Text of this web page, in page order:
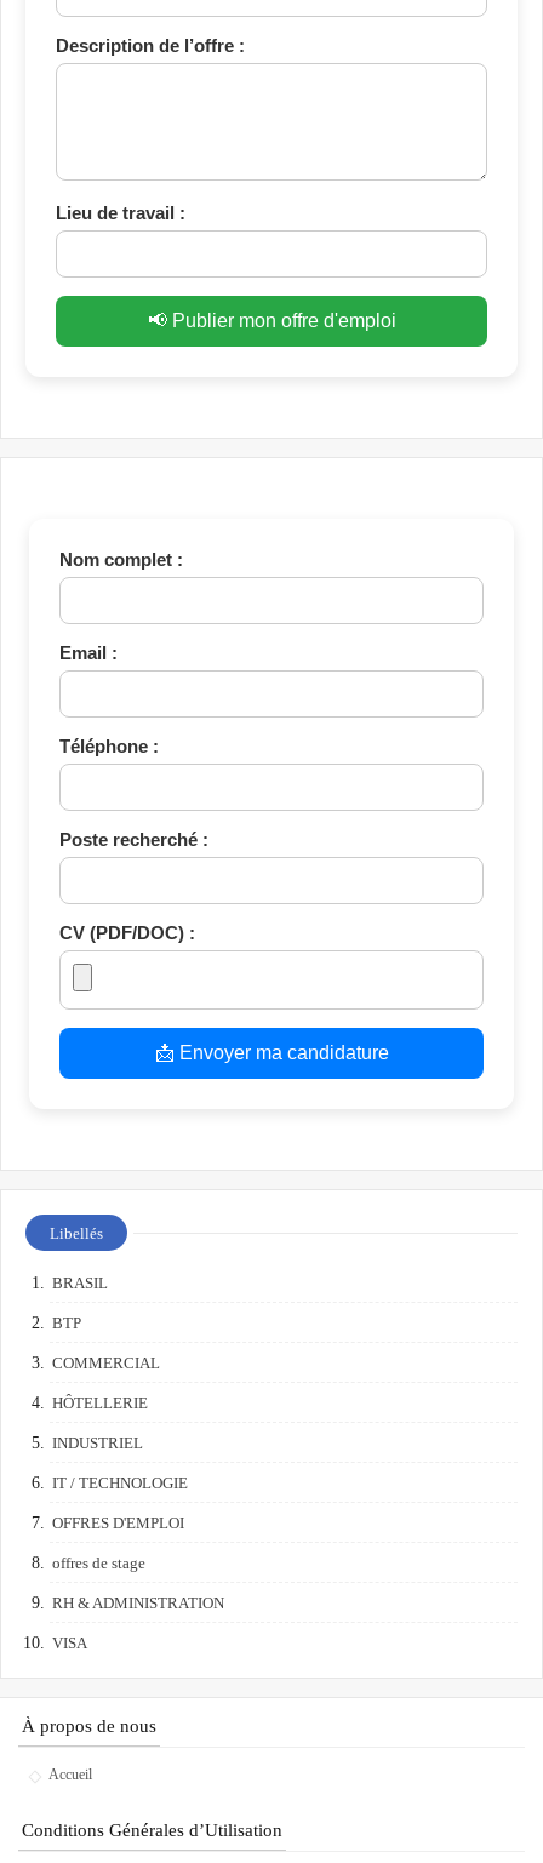
Description de l’offre :
Lieu de travail :
📢 Publier mon offre d'emploi
Nom complet :
Email :
Téléphone :
Poste recherché :
CV (PDF/DOC) :
📩 Envoyer ma candidature
Libellés
BRASIL
BTP
COMMERCIAL
HÔTELLERIE
INDUSTRIEL
IT / TECHNOLOGIE
OFFRES D'EMPLOI
offres de stage
RH & ADMINISTRATION
VISA
À propos de nous
Accueil
Conditions Générales d’Utilisation